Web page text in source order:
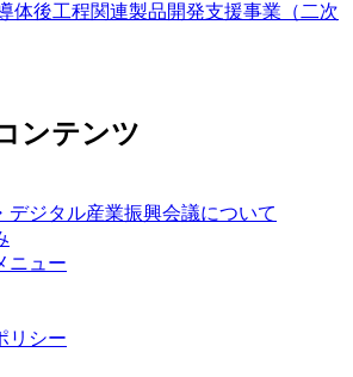
体後工程関連製品開発支援事業（二次
ンテンツ
デジタル産業振興会議について
ニュー
リシー